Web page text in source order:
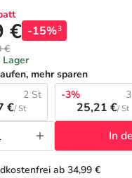
€ -15%3
€
mehr sparen
2 St
€/ St
-3%
25,21 €/ St
In
ab 34,99 €